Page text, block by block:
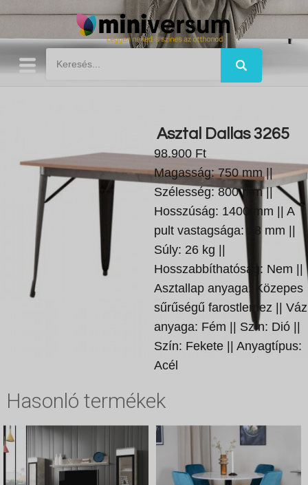
Asztal Dallas 3265
98.900 Ft
Magasság: 750 mm ||
Szélesség: 800 mm ||
Hosszúság: 1400 mm || A
pult vastagsága: 18 mm ||
Súly: 26 kg ||
Hosszabbíthatóság: Nem ||
Asztallap anyaga: Közepes
sűrűségű farostlemez || Váz
anyaga: Fém || Szín: Dió ||
Szín: Fekete || Anyagtípus:
Acél
Hasonló termékek